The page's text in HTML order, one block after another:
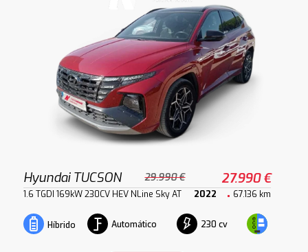
Hyundai TUCSON 29.990 € 27.990 €
1.6 TGDI 169kW 230CV HEV NLine Sky AT 2022 67.136 km
Híbrido Automático 230 cv